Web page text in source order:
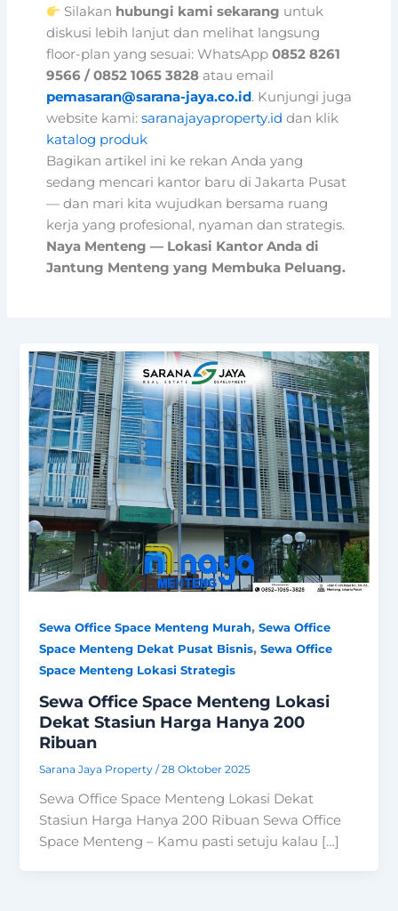
Silakan hubungi kami sekarang untuk
diskusi lebih lanjut dan melihat langsung
floor-plan yang sesuai: WhatsApp 0852 8261
9566 / 0852 1065 3828atau email
pemasaran@sarana-jaya.co.id. Kunjungi juga
website kami: saranajayaproperty.id dan klik
katalog produk
Bagikan artikel ini ke rekan Anda yang
sedang mencari kantor baru di Jakarta Pusat
— dan mari kita wujudkan bersama ruang
kerja yang profesional, nyaman dan strategis.
Naya Menteng — Lokasi Kantor Anda di
Jantung Menteng yang Membuka Peluang.
Sewa Office Space Menteng Murah,Sewa Office
Space Menteng Dekat Pusat Bisnis,Sewa Office
Space Menteng Lokasi Strategis
Sewa Office Space Menteng Lokasi
Dekat Stasiun Harga Hanya 200
Ribuan
Sarana Jaya Property/28 Oktober 2025
Sewa Office Space Menteng Lokasi Dekat
Stasiun Harga Hanya 200 Ribuan Sewa Office
Space Menteng – Kamu pasti setuju kalau […]